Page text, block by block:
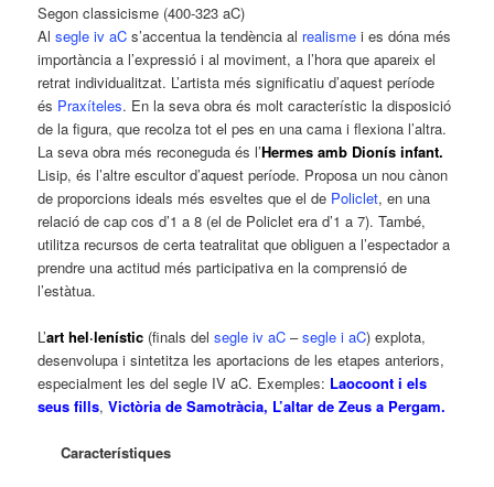
Segon classicisme (400-323 aC)
Alsegleiv aC s’accentua la tendència al realisme i es dóna més
importància a l’expressió i al moviment, a l’hora que apareix el
retrat individualitzat. L’artista més significatiu d’aquest període
és Praxíteles. En la seva obra és molt característic la disposició
de la figura, que recolza tot el pes en una cama i flexiona l’altra.
La seva obra més reconeguda és l’Hermes amb Dionís infant.
Lisip, és l’altre escultor d’aquest període. Proposa un nou cànon
de proporcions ideals més esveltes que el de Policlet, en una
relació de cap cos d’1 a 8 (el de Policlet era d’1 a 7). També,
utilitza recursos de certa teatralitat que obliguen a l’espectador a
prendre una actitud més participativa en la comprensió de
l’estàtua.
L’art hel·lenístic (finals delsegleiv aC –seglei aC) explota,
desenvolupa i sintetitza les aportacions de les etapes anteriors,
especialment les del segle IV aC. Exemples: Laocoont i els
seus fills,Victòria de Samotràcia, L’altar de Zeus a Pergam.
Característiques